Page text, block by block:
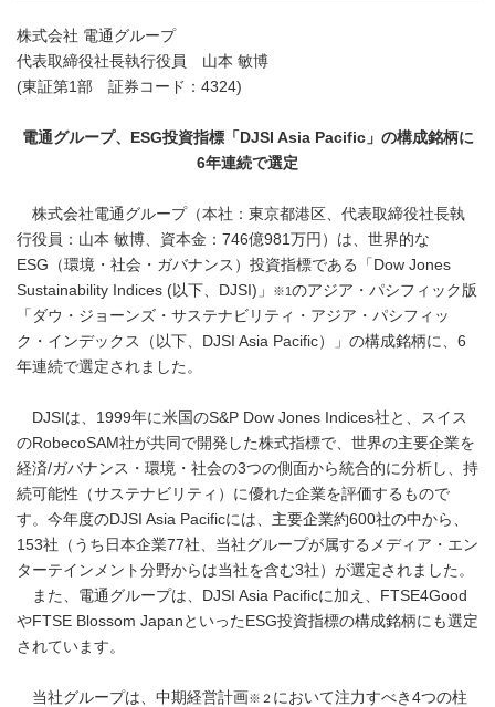
株式会社 電通グループ
代表取締役社長執行役員 山本 敏博
(東証第1部 証券コード：4324)
電通グループ、 ESG投資指標「 DJSI Asia Pacific」の構成銘柄に
6年連続で選定
株式会社電通グループ（本社：東京都港区、代表取締役社長執
行役員：山本 敏博、資本金：746億981万円）は、世界的な
ESG（環境・社会・ガバナンス）投資指標である「Dow Jones
Sustainability Indices (以下、DJSI)」
※1のアジア・パシフィック版
「ダウ・ジョーンズ・サステナビリティ・アジア・パシフィッ
ク・インデックス（以下、DJSI Asia Pacific）」の構成銘柄に、6
年連続で選定されました。
DJSIは、1999年に米国のS&P Dow Jones Indices社と、スイス
のRobecoSAM社が共同で開発した株式指標で、世界の主要企業を
経済/ガバナンス・環境・社会の3つの側面から統合的に分析し、持
続可能性（サステナビリティ）に優れた企業を評価するもので
す。今年度のDJSI Asia Pacificには、主要企業約600社の中から、
153社（うち日本企業77社、当社グループが属するメディア・エン
ターテインメント分野からは当社を含む3社）が選定されました。
また、電通グループは、DJSI Asia Pacificに加え、FTSE4Good
やFTSE Blossom JapanといったESG投資指標の構成銘柄にも選定
されています。
当社グループは、中期経営計画※２ において注力すべき4つの柱